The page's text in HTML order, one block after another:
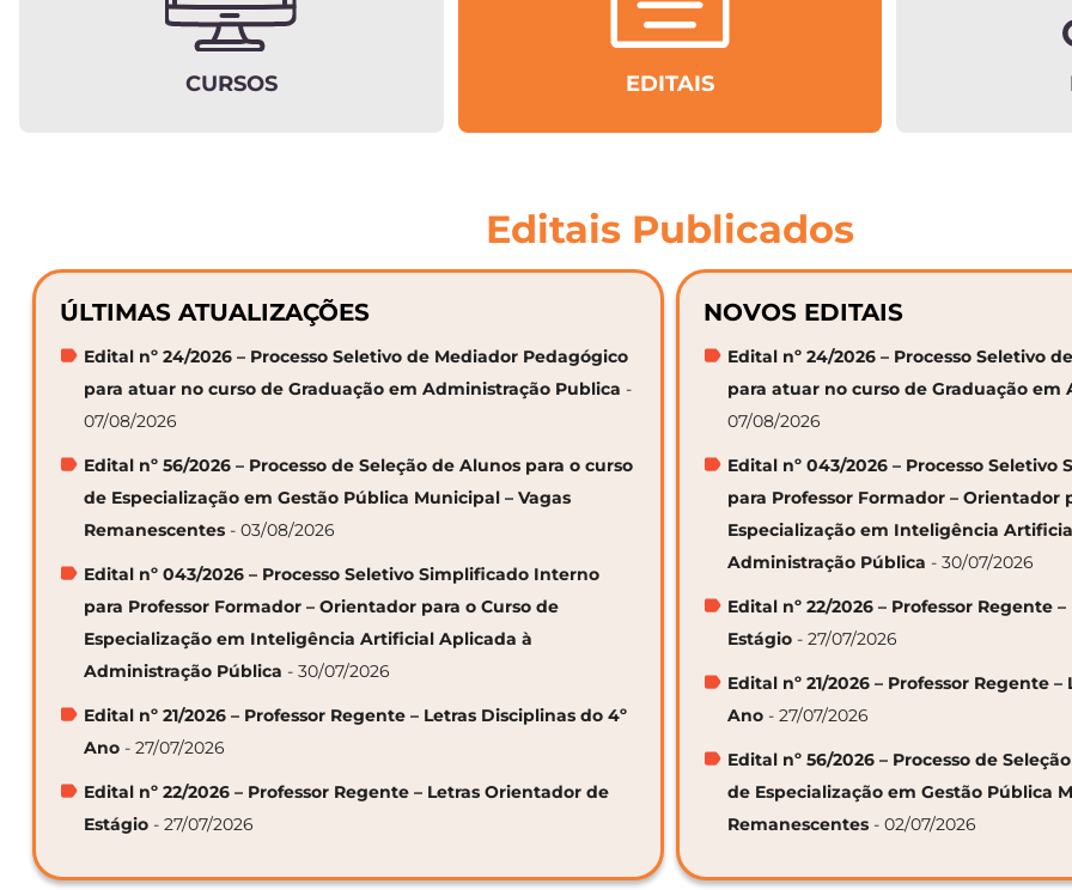
CURSOS EDITAIS
Editais Publicados
ÚLTIMAS ATUALIZAÇÕES
Edital nº 24/2026 – Processo Seletivo de Mediador Pedagógico
para atuar no curso de Graduação em Administração Publica -
07/08/2026
Edital nº 56/2026 – Processo de Seleção de Alunos para o curso
de Especialização em Gestão Pública Municipal – Vagas
Remanescentes - 03/08/2026
Edital nº 043/2026 – Processo Seletivo Simplificado Interno
para Professor Formador – Orientador para o Curso de
Especialização em Inteligência Artificial Aplicada à
Administração Pública - 30/07/2026
Edital nº 21/2026 – Professor Regente – Letras Disciplinas do 4º
Ano - 27/07/2026
Edital nº 22/2026 – Professor Regente – Letras Orientador de
Estágio - 27/07/2026
NOVOS EDITAIS
Edital nº 24/2026 – Processo Seletivo
para atuar no curso de Graduação em
07/08/2026
Edital nº 043/2026 – Processo
para Professor Formador – Orientador
Especialização em Inteligência
Administração Pública - 30/07/2026
Edital nº 22/2026 – Professor Regente
Estágio - 27/07/2026
Edital nº 21/2026 – Professor Regente
Ano - 27/07/2026
Edital nº 56/2026 – Processo de
de Especialização em Gestão Pública
Remanescentes - 02/07/2026